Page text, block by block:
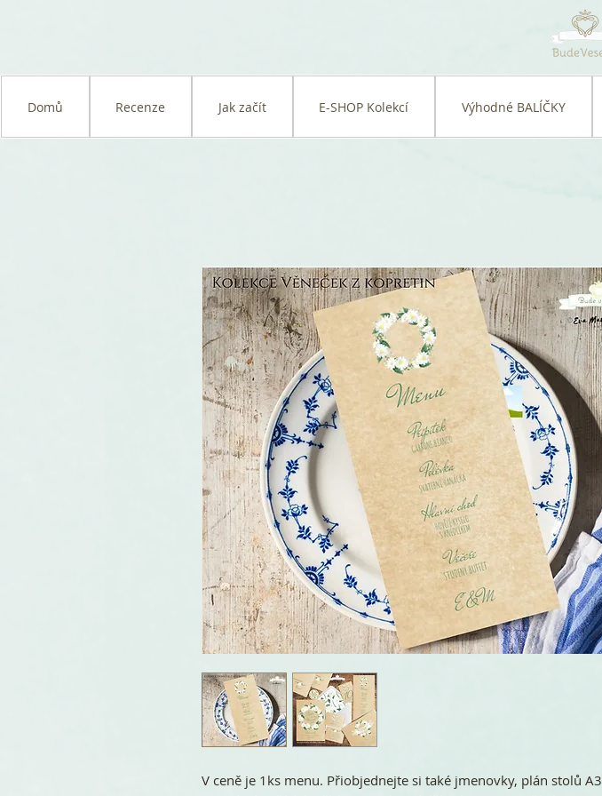
Domů Recenze Jak začít E-SHOP Kolekcí Výhodné BALÍČKY
V ceně je 1ks menu. Přiobjednejte si také jmenovky, plán stolů A3